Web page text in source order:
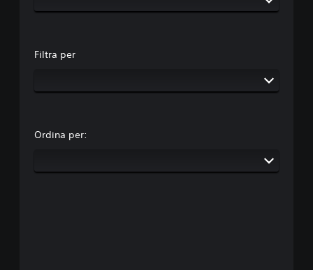
Filtra per
Ordina per: